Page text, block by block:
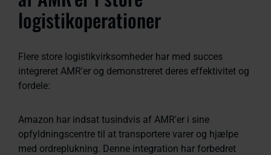
logistikoperationer
Flere store logistikvirksomheder har med succes
integreret AMR'er og demonstreret deres effektivitet og
fordele:
Amazon har indsat tusindvis af AMR'er i sine
opfyldningscentre til at transportere varer og hjælpe
med ordreplukning. Denne integration har forbedret